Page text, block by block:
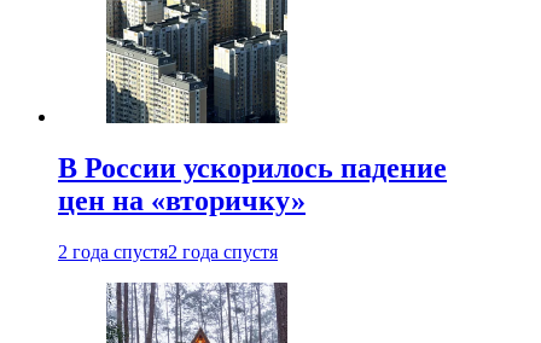
В России ускорилось падение
цен на «вторичку»
2 года спустя2 года спустя